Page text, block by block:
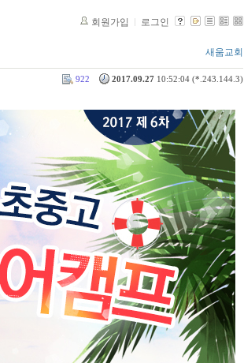
회원가입 로그인
새움교회
2017.09.27 10:52:04 (*.243.144.3)
922